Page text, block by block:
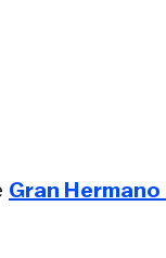
Gran Hermano